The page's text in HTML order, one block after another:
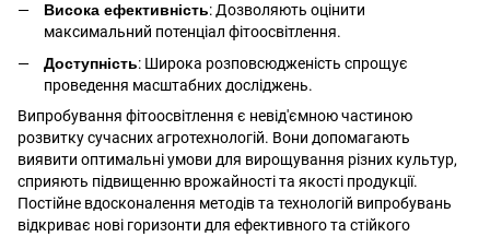
Висока ефективність: Дозволяють оцінити
максимальний потенціал фітоосвітлення.
Доступність: Широка розповсюдженість спрощує
проведення масштабних досліджень.
Випробування фітоосвітлення є невід'ємною частиною
розвитку сучасних агротехнологій. Вони допомагають
виявити оптимальні умови для вирощування різних культур,
сприяють підвищенню врожайності та якості продукції.
Постійне вдосконалення методів та технологій випробувань
відкриває нові горизонти для ефективного та стійкого